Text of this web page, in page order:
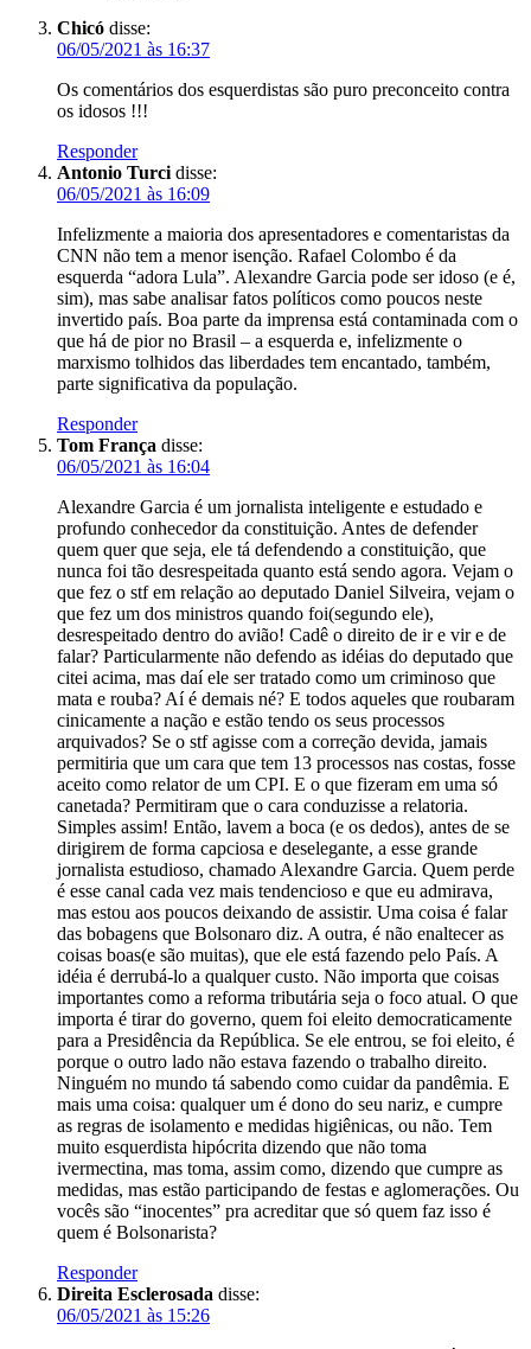
Chicó disse:
06/05/2021 às 16:37
Os comentários dos esquerdistas são puro preconceito contra
os idosos !!!
Responder
Antonio Turci disse:
06/05/2021 às 16:09
Infelizmente a maioria dos apresentadores e comentaristas da
CNN não tem a menor isenção. Rafael Colombo é da
esquerda “adora Lula”. Alexandre Garcia pode ser idoso (e é,
sim), mas sabe analisar fatos políticos como poucos neste
invertido país. Boa parte da imprensa está contaminada com o
que há de pior no Brasil – a esquerda e, infelizmente o
marxismo tolhidos das liberdades tem encantado, também,
parte significativa da população.
Responder
Tom França disse:
06/05/2021 às 16:04
Alexandre Garcia é um jornalista inteligente e estudado e
profundo conhecedor da constituição. Antes de defender
quem quer que seja, ele tá defendendo a constituição, que
nunca foi tão desrespeitada quanto está sendo agora. Vejam o
que fez o stf em relação ao deputado Daniel Silveira, vejam o
que fez um dos ministros quando foi(segundo ele),
desrespeitado dentro do avião! Cadê o direito de ir e vir e de
falar? Particularmente não defendo as idéias do deputado que
citei acima, mas daí ele ser tratado como um criminoso que
mata e rouba? Aí é demais né? E todos aqueles que roubaram
cinicamente a nação e estão tendo os seus processos
arquivados? Se o stf agisse com a correção devida, jamais
permitiria que um cara que tem 13 processos nas costas, fosse
aceito como relator de um CPI. E o que fizeram em uma só
canetada? Permitiram que o cara conduzisse a relatoria.
Simples assim! Então, lavem a boca (e os dedos), antes de se
dirigirem de forma capciosa e deselegante, a esse grande
jornalista estudioso, chamado Alexandre Garcia. Quem perde
é esse canal cada vez mais tendencioso e que eu admirava,
mas estou aos poucos deixando de assistir. Uma coisa é falar
das bobagens que Bolsonaro diz. A outra, é não enaltecer as
coisas boas(e são muitas), que ele está fazendo pelo País. A
idéia é derrubá-lo a qualquer custo. Não importa que coisas
importantes como a reforma tributária seja o foco atual. O que
importa é tirar do governo, quem foi eleito democraticamente
para a Presidência da República. Se ele entrou, se foi eleito, é
porque o outro lado não estava fazendo o trabalho direito.
Ninguém no mundo tá sabendo como cuidar da pandêmia. E
mais uma coisa: qualquer um é dono do seu nariz, e cumpre
as regras de isolamento e medidas higiênicas, ou não. Tem
muito esquerdista hipócrita dizendo que não toma
ivermectina, mas toma, assim como, dizendo que cumpre as
medidas, mas estão participando de festas e aglomerações. Ou
vocês são “inocentes” pra acreditar que só quem faz isso é
quem é Bolsonarista?
Responder
Direita Esclerosada disse:
06/05/2021 às 15:26